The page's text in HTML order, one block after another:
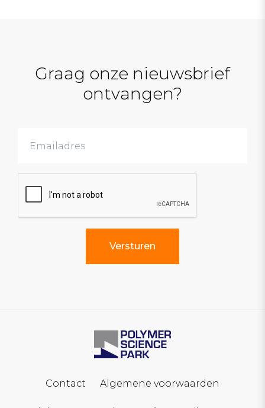
Graag onze nieuwsbrief
ontvangen?
Contact Algemene voorwaarden